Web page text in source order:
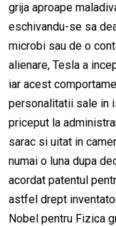
grija aproape
eschivandu-se sa
microbi sau de o
alienare, Tesla a
iar acest
personalitatii sale in
priceput la
sarac si uitat in
numai o luna dupa
acordat patentul
astfel drept
Nobel pentru Fizica